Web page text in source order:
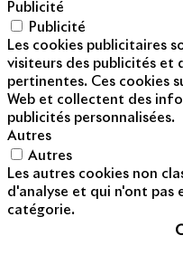
Publicité
Publicité
Les cookies publicitaires
visiteurs des publicités et
pertinentes. Ces cookies
Web et collectent des
publicités personnalisées.
Autres
Autres
Les autres cookies non
d'analyse et qui n'ont pas
catégorie.